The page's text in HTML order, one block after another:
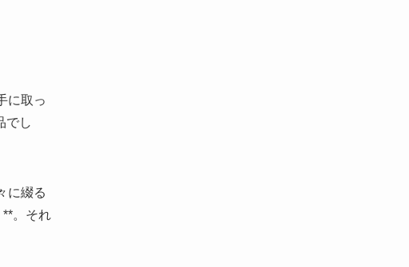
に取っ
でし
に綴る
。それ